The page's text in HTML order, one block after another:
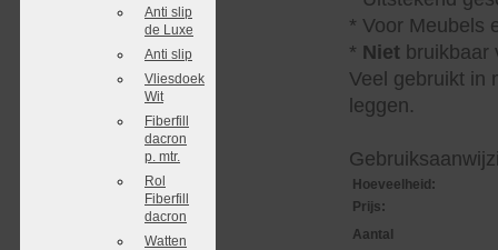
Anti slip
de Luxe
Anti slip
Vliesdoek
Wit
Fiberfill
dacron
p. mtr.
Rol
Fiberfill
dacron
Watten
* Voor Meubels
* Niet bruikbaar
Veel gebruikt in
leggen.
Hoeveelheid :
Prijs:
Aantal